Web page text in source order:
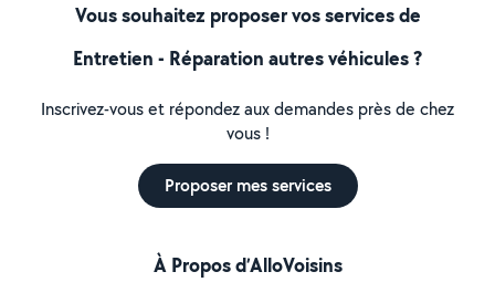
Vous souhaitez proposer vos services de
Entretien - Réparation autres véhicules ?
Inscrivez-vous et répondez aux demandes près de chez
vous !
Proposer mes services
À Propos d’AlloVoisins